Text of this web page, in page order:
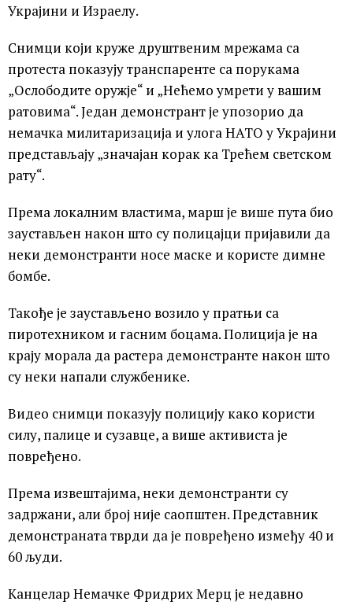
Украјини и Израелу.
Снимци који круже друштвеним мрежама са
протеста показују транспаренте са порукама
„Ослободите оружје“ и „Нећемо умрети у вашим
ратовима“. Један демонстрант је упозорио да
немачка милитаризација и улога НАТО у Украјини
представљају „значајан корак ка Трећем светском
рату“.
Према локалним властима, марш је више пута био
заустављен након што су полицајци пријавили да
неки демонстранти носе маске и користе димне
бомбе.
Такође је заустављено возило у пратњи са
пиротехником и гасним боцама. Полиција је на
крају морала да растера демонстранте након што
су неки напали службенике.
Видео снимци показују полицију како користи
силу, палице и сузавце, а више активиста је
повређено.
Према извештајима, неки демонстранти су
задржани, али број није саопштен. Представник
демонстраната тврди да је повређено између 40 и
60 људи.
Канцелар Немачке Фридрих Мерц је недавно